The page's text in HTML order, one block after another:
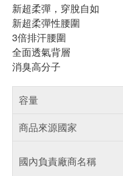
新超柔彈，穿脫自如
新超柔彈性腰圍
3倍排汗腰圍
全面透氣背層
消臭高分子
容量
商品來源國家
國內負責廠商名稱